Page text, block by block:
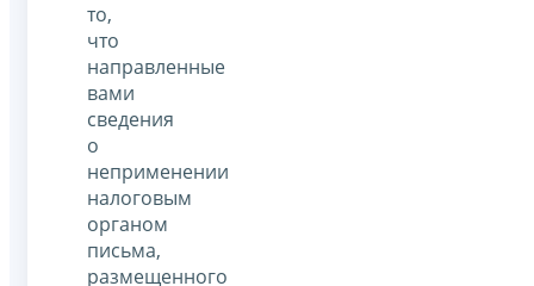
то,
что
направленные
вами
сведения
о
неприменении
налоговым
органом
письма,
размещенного